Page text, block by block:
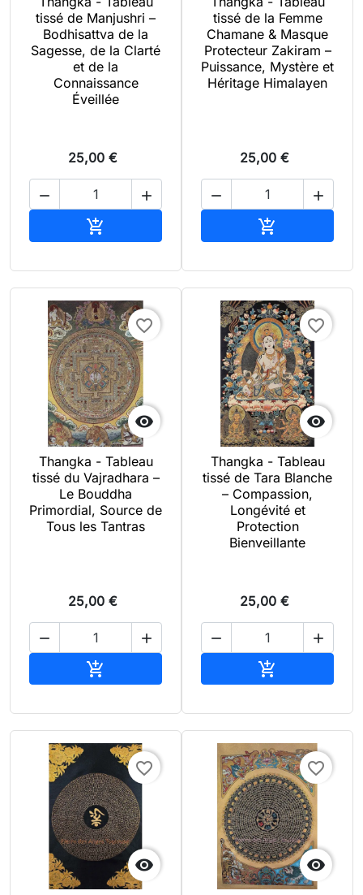
tissé de Manjushri –
Bodhisattva de la
Sagesse, de la Clarté
et de la
Connaissance
Éveillée
25,00 €
 

tissé de la Femme
Chamane & Masque
Protecteur Zakiram –
Puissance, Mystère et
Héritage Himalayen
25,00 €
 


favorite_border
Thangka - Tableau
tissé du Vajradhara –
Le Bouddha
Primordial, Source de
Tous les Tantras
25,00 €
 


favorite_border
Thangka - Tableau
tissé de Tara Blanche
– Compassion,
Longévité et
Protection
Bienveillante
25,00 €
 


favorite_border

favorite_border